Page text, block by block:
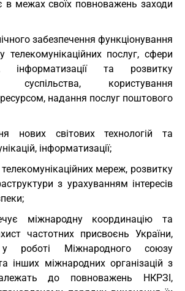
в межах своїх повноважень заходи
забезпечення функціонування
телекомунікаційних послуг, сфери
інформатизації та розвитку
суспільства, користування
надання послуг поштового
нових світових технологій та
інформатизації;
телекомунікаційних мереж, розвитку
з урахуванням інтересів
міжнародну координацію та
частотних присвоєнь України,
роботі Міжнародного союзу
інших міжнародних організацій з
до повноважень НКРЗІ,